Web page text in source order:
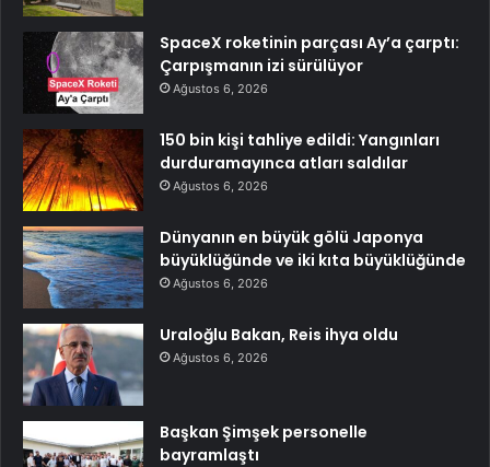
SpaceX roketinin parçası Ay’a çarptı:
Çarpışmanın izi sürülüyor
Ağustos 6, 2026
150 bin kişi tahliye edildi: Yangınları
durduramayınca atları saldılar
Ağustos 6, 2026
Dünyanın en büyük gölü Japonya
büyüklüğünde ve iki kıta büyüklüğünde
Ağustos 6, 2026
Uraloğlu Bakan, Reis ihya oldu
Ağustos 6, 2026
Başkan Şimşek personelle
bayramlaştı